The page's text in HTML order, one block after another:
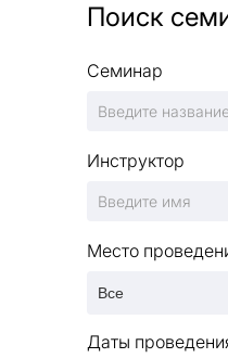
Поиск
Семинар
Инструктор
Место
Даты